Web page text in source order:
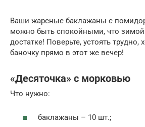
Ваши жареные баклажаны с
можно быть спокойными, что зимой
достатке! Поверьте, устоять трудно,
баночку прямо в этот же вечер!
«Десяточка» с морковью
Что нужно:
баклажаны – 10 шт.;